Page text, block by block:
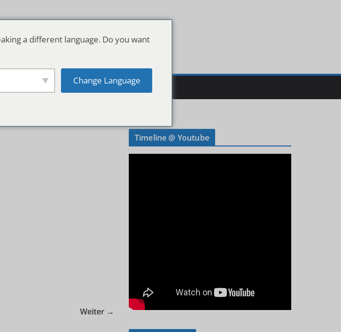
Weiter →
Timeline @ Youtube
a different language. Do you want
Change Language